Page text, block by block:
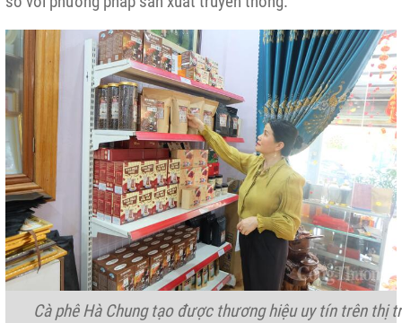
Cà phê Hà Chung tạo được thương hiệu uy tín trên thị